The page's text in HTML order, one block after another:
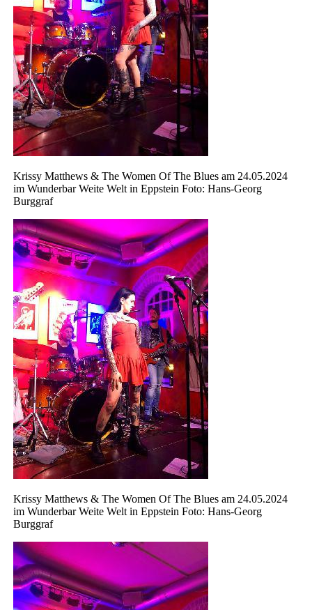
Krissy Matthews & The Women Of The Blues am 24.05.2024
im Wunderbar Weite Welt in Eppstein Foto: Hans-Georg
Burggraf
Krissy Matthews & The Women Of The Blues am 24.05.2024
im Wunderbar Weite Welt in Eppstein Foto: Hans-Georg
Burggraf